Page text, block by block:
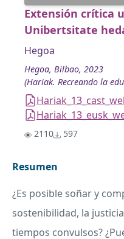
Extensión crítica
Unibertsitate
Hegoa
Hegoa, Bilbao, 2023
(Hariak. Recreando la
2110 597
Resumen
¿Es posible soñar y
sostenibilidad, la
tiempos convulsos?